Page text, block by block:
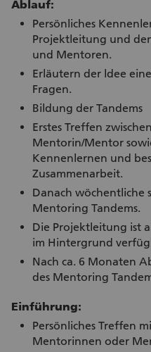
Ablauf:
Persönliches
Projektleitung und
und Mentoren.
Erläutern der ldee
Fragen.
Bildung der Tandems
Erstes Treffen
Mentorin/Mentor
Kennenlernen und
Zusammenarbeit.
Danach wöchentliche
Mentoring Tandems.
Die Projektleitung ist
im Hintergrund
Nach ca. 6 Monaten
des Mentoring
Einführung:
Persönliches Treffen
Mentorinnen oder